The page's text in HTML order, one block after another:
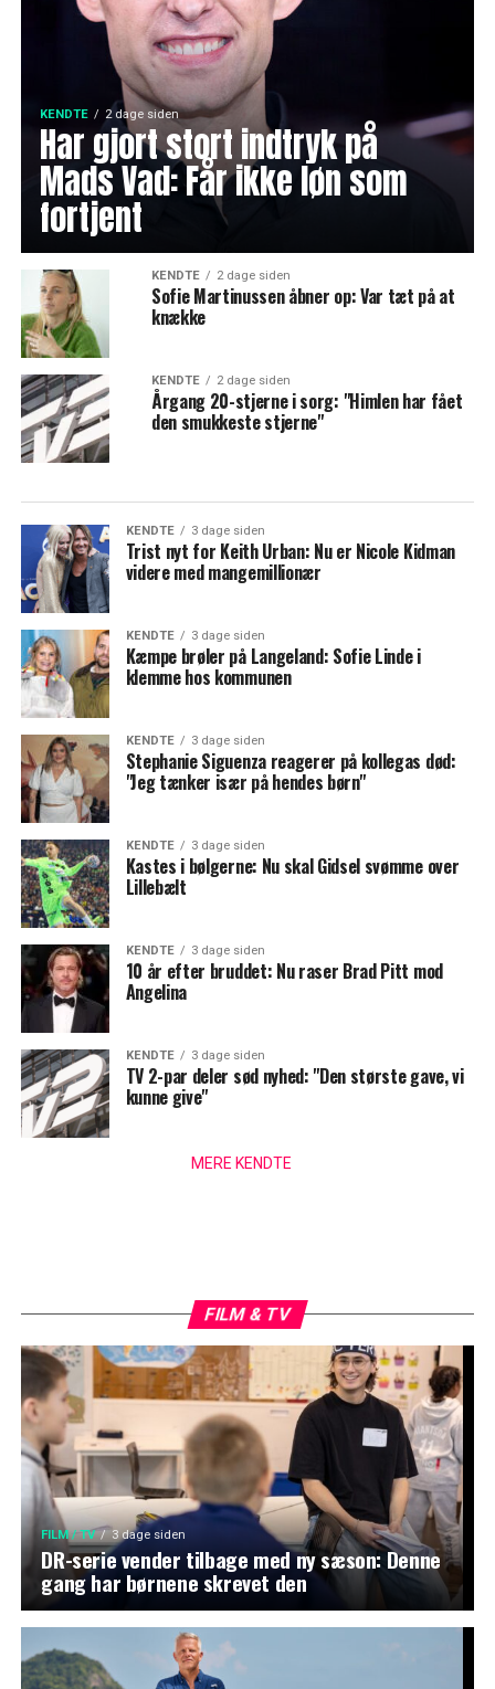
KENDTE 2 dage siden
Har gjort stort indtryk på
Mads Vad: Får ikke løn som
fortjent
KENDTE 2 dage siden
Sofie Martinussen åbner op: Var tæt på at
knække
KENDTE 2 dage siden
Årgang 20-stjerne i sorg: "Himlen har fået
den smukkeste stjerne"
KENDTE 3 dage siden
Trist nyt for Keith Urban: Nu er Nicole Kidman
videre med mangemillionær
KENDTE 3 dage siden
Kæmpe brøler på Langeland: Sofie Linde i
klemme hos kommunen
KENDTE 3 dage siden
Stephanie Siguenza reagerer på kollegas død:
"Jeg tænker især på hendes børn"
KENDTE 3 dage siden
Kastes i bølgerne: Nu skal Gidsel svømme over
Lillebælt
KENDTE 3 dage siden
10 år efter bruddet: Nu raser Brad Pitt mod
Angelina
KENDTE 3 dage siden
TV 2-par deler sød nyhed: "Den største gave, vi
kunne give"
MERE KENDTE
FILM & TV
FILM / TV 3 dage siden
DR-serie vender tilbage med ny sæson: Denne
gang har børnene skrevet den